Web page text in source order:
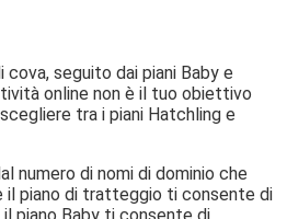
seguito dai piani Baby e
online non è il tuo obiettivo
tra i piani Hatchling e
numero di nomi di dominio che
il piano di tratteggio ti consente di
piano Baby ti consente di